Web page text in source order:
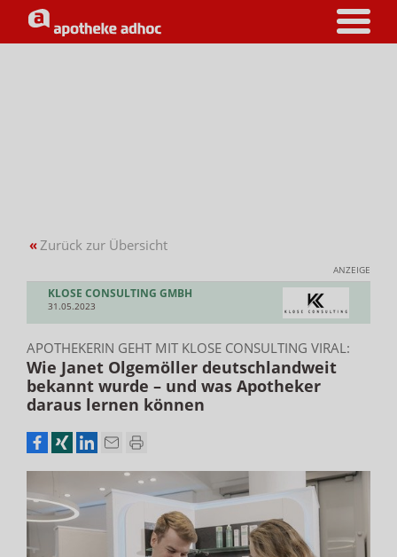
«Zurück zur Übersicht
ANZEIGE
KLOSE CONSULTING GMBH
31.05.2023
APOTHEKERIN GEHT MIT KLOSE CONSULTING VIRAL:
Wie Janet Olgemöller deutschlandweit
bekannt wurde – und was Apotheker
daraus lernen können